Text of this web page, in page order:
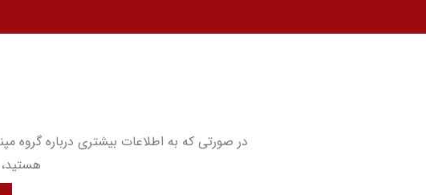
در صورتی که به اطلاعات بیشتری درباره گروه